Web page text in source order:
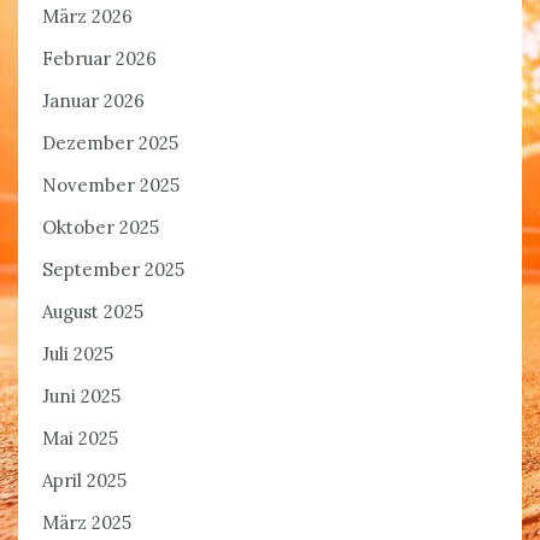
März 2026
Februar 2026
Januar 2026
Dezember 2025
November 2025
Oktober 2025
September 2025
August 2025
Juli 2025
Juni 2025
Mai 2025
April 2025
März 2025